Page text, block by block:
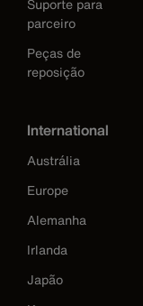
Suporte para
parceiro
Peças de
reposição
International
Austrália
Europe
Alemanha
Irlanda
Japão